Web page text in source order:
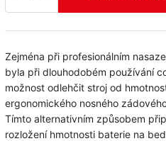
Zejména při profesionálním
byla při dlouhodobém používání
možnost odlehčit stroj od
ergonomického nosného
Tímto alternativním způsobem
rozložení hmotnosti baterie na